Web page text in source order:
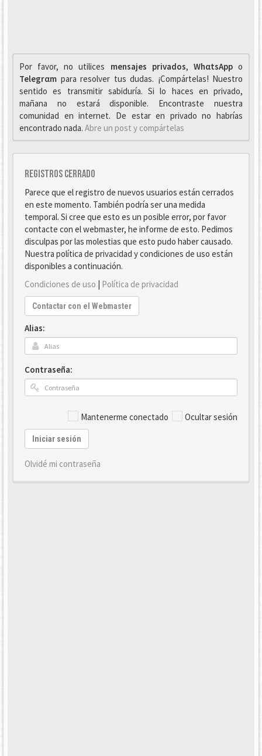
Por favor, no utilices mensajes privados, WhαtsAppo
Telegrαm para resolver tus dudas. ¡Compártelas! Nuestro
sentido es transmitir sabiduría. Si lo haces en privado,
mañana no estará disponible. Encontraste nuestra
comunidad en internet. De estar en privado no habrías
encontrado nada. Abre un post y compártelas
Registros cerrado
Parece que el registro de nuevos usuarios están cerrados
en este momento. También podría ser una medida
temporal. Si cree que esto es un posible error, por favor
contacte con el webmaster, he informe de esto. Pedimos
disculpas por las molestias que esto pudo haber causado.
Nuestra política de privacidad y condiciones de uso están
disponibles a continuación.
Condiciones de uso | Política de privacidad
Contactar con el Webmaster
Alias:
Contraseña:
Mantenerme conectado Ocultar sesión
Iniciar sesión
Olvidé mi contraseña